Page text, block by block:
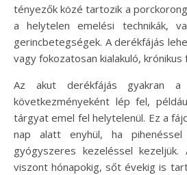
tényezők közé tartozik a
a helytelen emelési technikák,
gerincbetegségek. A derékfájás
vagy fokozatosan kialakuló, krónikus
Az akut derékfájás gyakran a
következményeként lép fel,
tárgyat emel fel helytelenül. Ez a
nap alatt enyhül, ha
gyógyszeres kezeléssel kezeljük.
viszont hónapokig, sőt évekig is